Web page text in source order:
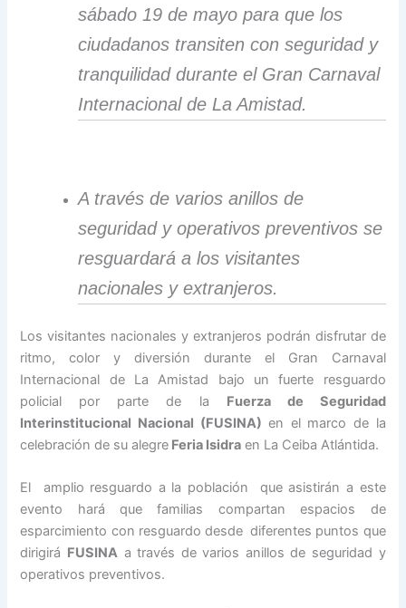
sábado 19 de mayo para que los
ciudadanos transiten con seguridad y
tranquilidad durante el Gran Carnaval
Internacional de La Amistad.
A través de varios anillos de
seguridad y operativos preventivos se
resguardará a los visitantes
nacionales y extranjeros.
Los visitantes nacionales y extranjeros podrán disfrutar de
ritmo, color y diversión durante el Gran Carnaval
Internacional de La Amistad bajo un fuerte resguardo
policial por parte de la Fuerza de Seguridad
Interinstitucional Nacional (FUSINA) en el marco de la
celebración de su alegre Feria Isidra en La Ceiba Atlántida.
El amplio resguardo a la población que asistirán a este
evento hará que familias compartan espacios de
esparcimiento con resguardo desde diferentes puntos que
dirigirá FUSINA a través de varios anillos de seguridad y
operativos preventivos.